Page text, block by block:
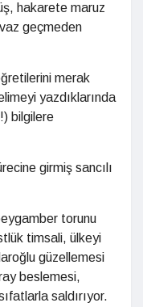
hakarete maruz
geçmeden
merak
yazdıklarında
bilgilere
girmiş sancılı
torunu
timsali, ülkeyi
güzellemesi
beslemesi,
saldırıyor.